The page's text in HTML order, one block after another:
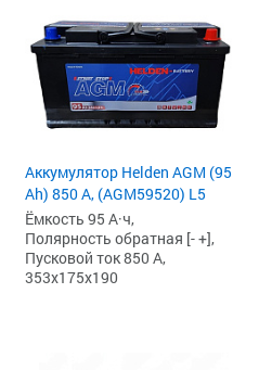
Аккумулятор Helden AGM (95
Ah) 850 А, (AGM59520) L5
Ёмкость 95 А·ч,
Полярность обратная [- +],
Пусковой ток 850 А,
353x175x190